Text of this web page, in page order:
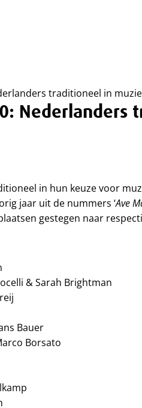
traditioneel in
Nederlanders
in hun keuze voor
jaar uit de nummers ‘Ave
gestegen naar
& Sarah Brightman
Bauer
Borsato